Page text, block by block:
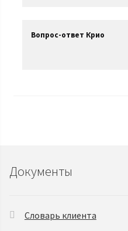
Вопрос-ответ Крио
Документы
Словарь клиента